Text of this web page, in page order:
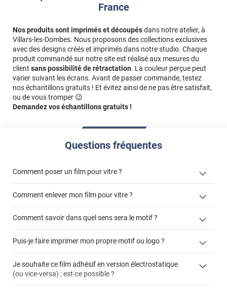
France
Nos produits sont imprimés et découpésdans notre atelier, à
Villars-les-Dombes. Nous proposons des collections exclusives
avec des designs créés et imprimés dans notre studio. Chaque
produit commandé sur notre site est réalisé aux mesures du
client sans possibilité de rétractation. La couleur perçue peut
varier suivant les écrans. Avant de passer commande, testez
nos échantillons gratuits ! Et évitez ainsi de ne pas être satisfait,
ou de vous tromper 😉
Demandez vos échantillons gratuits !
Questions fréquentes
Comment poser un film pour vitre ?
cet article
cet
article
Comment enlever mon film pour vitre ?
enlever et stocker
Comment savoir dans quel sens sera le motif ?
Puis-je faire imprimer mon propre motif ou logo ?
personnaliser
Je souhaite ce film adhésif en version électrostatique
(ou vice-versa) ; est-ce possible ?